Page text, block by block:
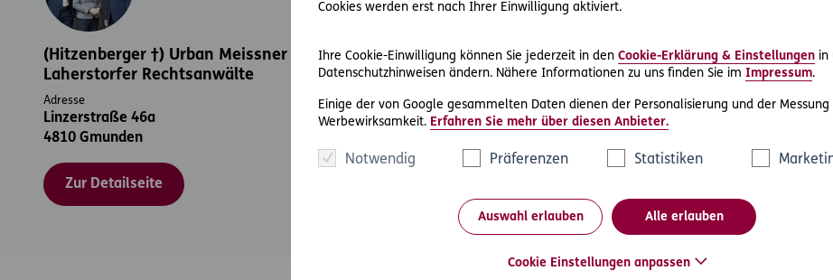
Cookies werden erst nach Ihrer Einwilligung aktiviert.
Ihre Cookie-Einwilligung können Sie jederzeit in den Cookie-Erklärung & Einstellungen in
Datenschutzhinweisen ändern. Nähere Informationen zu uns finden Sie im Impressum.
Einige der von Google gesammelten Daten dienen der Personalisierung und der Messung
Werbewirksamkeit. Erfahren Sie mehr über diesen Anbieter.
Notwendig Präferenzen Statistiken
Auswahl erlauben Alle erlauben
Cookie Einstellungen anpassen
(Hitzenberger †) Urban Meissner
Laherstorfer Rechtsanwälte
Adresse
Linzerstraße 46a
4810 Gmunden
Zur Detailseite